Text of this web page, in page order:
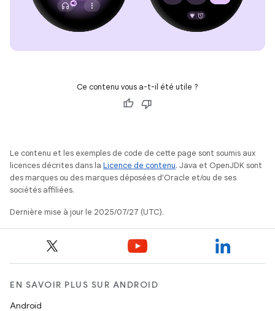
Ce contenu vous a-t-il été utile ?
Le contenu et les exemples de code de cette page sont soumis aux
licences décrites dans la Licence de contenu. Java et OpenJDK sont
des marques ou des marques déposées d'Oracle et/ou de ses
sociétés affiliées.
Dernière mise à jour le 2025/07/27 (UTC).
EN SAVOIR PLUS SUR ANDROID
Android